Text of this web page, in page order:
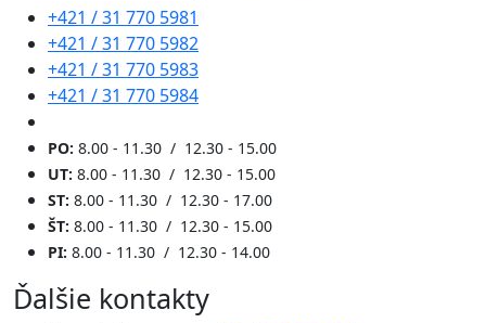
+421 / 31 770 5981
+421 / 31 770 5982
+421 / 31 770 5983
+421 / 31 770 5984
PO: 8.00 - 11.30 / 12.30 - 15.00
UT: 8.00 - 11.30 / 12.30 - 15.00
ST: 8.00 - 11.30 / 12.30 - 17.00
ŠT: 8.00 - 11.30 / 12.30 - 15.00
PI: 8.00 - 11.30 / 12.30 - 14.00
Ďalšie kontakty